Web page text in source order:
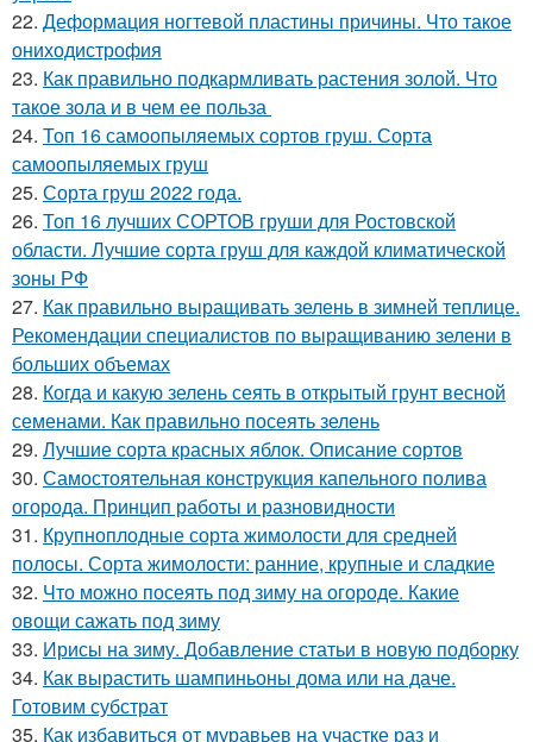
22. Деформация ногтевой пластины причины. Что такое
ониходистрофия
23. Как правильно подкармливать растения золой. Что
такое зола и в чем ее польза
24. Топ 16 самоопыляемых сортов груш. Сорта
самоопыляемых груш
25. Сорта груш 2022 года.
26. Топ 16 лучших СОРТОВ груши для Ростовской
области. Лучшие сорта груш для каждой климатической
зоны РФ
27. Как правильно выращивать зелень в зимней теплице.
Рекомендации специалистов по выращиванию зелени в
больших объемах
28. Когда и какую зелень сеять в открытый грунт весной
семенами. Как правильно посеять зелень
29. Лучшие сорта красных яблок. Описание сортов
30. Самостоятельная конструкция капельного полива
огорода. Принцип работы и разновидности
31. Крупноплодные сорта жимолости для средней
полосы. Сорта жимолости: ранние, крупные и сладкие
32. Что можно посеять под зиму на огороде. Какие
овощи сажать под зиму
33. Ирисы на зиму. Добавление статьи в новую подборку
34. Как вырастить шампиньоны дома или на даче.
Готовим субстрат
35. Как избавиться от муравьев на участке раз и